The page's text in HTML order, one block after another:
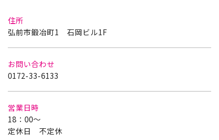
住所
弘前市鍛冶町1 石岡ビル1F
お問い合わせ
0172-33-6133
営業日時
18：00～
定休日 不定休